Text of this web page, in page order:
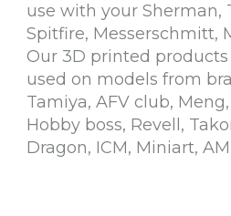
use with your Sherman,
Spitfire, Messerschmitt,
Our 3D printed
used on models from
Tamiya, AFV club,
Hobby boss, Revell,
Dragon, ICM, Miniart,